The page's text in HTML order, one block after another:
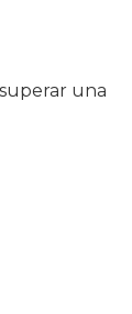
superar una